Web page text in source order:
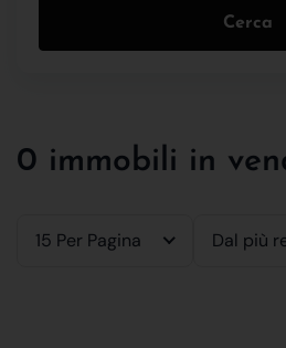
Cerca
0 immobili in
15 Per Pagina Dal più